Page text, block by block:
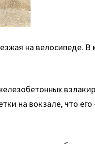
на велосипеде.
на вокзале, что